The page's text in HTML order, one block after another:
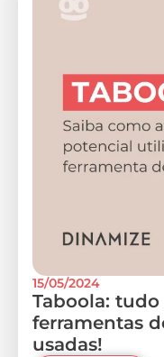
15/05/2024
Taboola:
ferramentas
usadas!